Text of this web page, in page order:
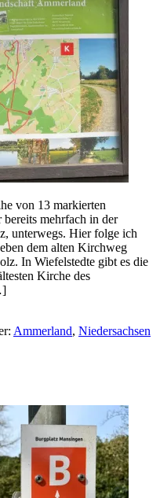
von 13 markierten
mehrfach in der
unterwegs. Hier folge ich
dem alten Kirchweg
In Wiefelstedte gibt es die
Kirche des
Ammerland, Niedersachsen